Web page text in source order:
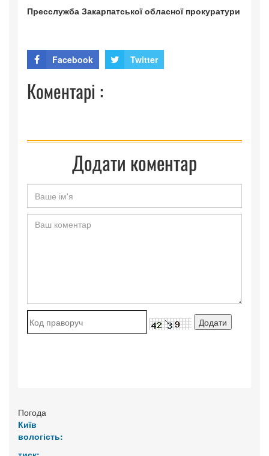
Пресслужба Закарпатської обласної прокуратури
Facebook Twitter
Коментарі :
Додати коментар
Погода
Київ
вологість: